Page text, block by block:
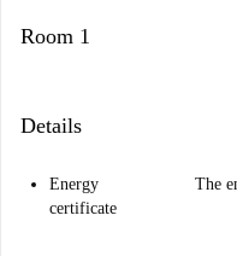
Room 1
Details
Energy
certificate
The